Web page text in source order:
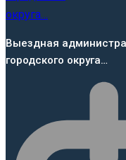
Выездная
городского округа…